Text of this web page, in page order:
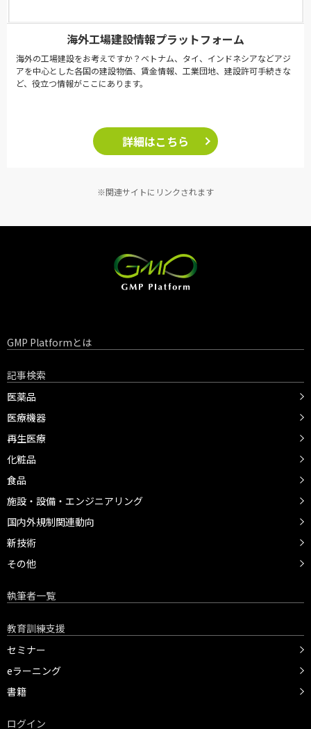
海外工場建設情報プラットフォーム
海外の工場建設をお考えですか？ベトナム、タイ、インドネシアなどアジ
アを中心とした各国の建設物価、賃金情報、工業団地、建設許可手続きな
ど、役立つ情報がここにあります。
詳細はこちら
※関連サイトにリンクされます
GMP Platformとは
記事検索
医薬品
医療機器
再生医療
化粧品
食品
施設・設備・エンジニアリング
国内外規制関連動向
新技術
その他
執筆者一覧
教育訓練支援
セミナー
eラーニング
書籍
ログイン